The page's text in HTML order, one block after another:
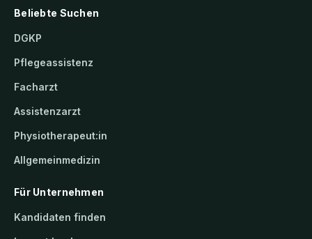
Beliebte Suchen
DGKP
Pflegeassistenz
Facharzt
Assistenzarzt
Physiotherapeut:in
Allgemeinmedizin
Für Unternehmen
Kandidaten finden